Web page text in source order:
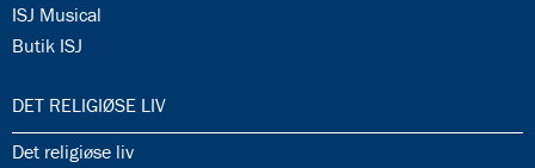
34.16:
ISJ Musical
34.17:
Butik ISJ
35.0:
DET RELIGIØSE LIV
35.1:
Det religiøse liv